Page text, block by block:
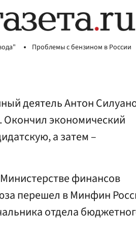
Проблемы с бензином в России
деятель Антон
Окончил экономический
а затем –
финансов
перешел в Минфин
отдела